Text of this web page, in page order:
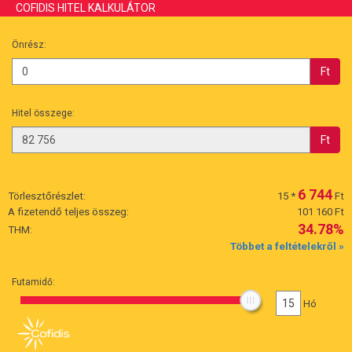
COFIDIS HITEL KALKULÁTOR
Önrész:
Ft
Hitel összege:
Ft
Törlesztőrészlet: 15 * 6 744 Ft
A fizetendő teljes összeg:
101 160 Ft
THM:
34.78%
Többet a feltételekről »
Futamidő:
15 Hó